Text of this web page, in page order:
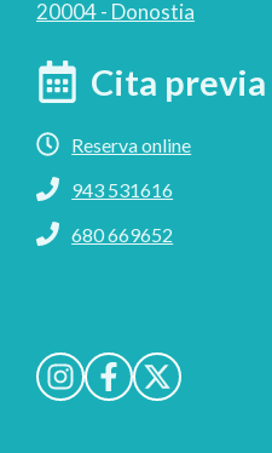
20004 - Donostia
Cita previa
Reserva online
943 531616
680 669652